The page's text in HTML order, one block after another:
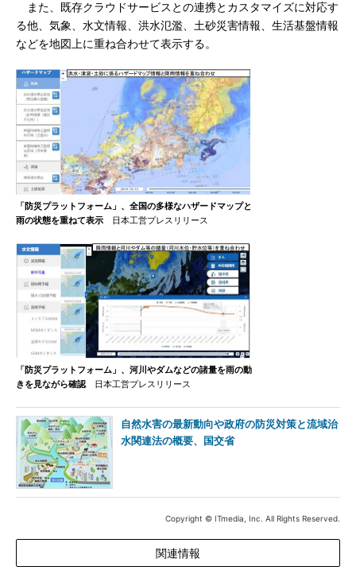
また、既存クラウドサービスとの連携とカスタマイズに対応す
る他、気象、水文情報、洪水氾濫、土砂災害情報、生活基盤情報
などを地図上に重ね合わせて表示する。
「防災プラットフォーム」、全国の多様なハザードマップと
雨の状態を重ねて表示 日本工営プレスリリース
「防災プラットフォーム」、河川やダムなどの諸量を雨の動
きを見ながら確認日本工営プレスリリース
自然水害の最新動向や政府の防災対策と流域治
水関連法の概要、国交省
Copyright © ITmedia, Inc. All Rights Reserved.
関連情報